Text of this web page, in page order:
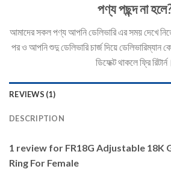
পণ্য পছন্দ না
আমাদের সকল পণ্য আপনি ডেলিভারি এর সময় দেখে
পর ও আপনি শুদু ডেলিভারি চার্জ দিয়ে ডেলিভারিম্যান
ডিফেক্ট থাকলে ফ্রি রিটার্ন।
REVIEWS (1)
DESCRIPTION
1 review for FR18G Adjustable 18K
Ring For Female